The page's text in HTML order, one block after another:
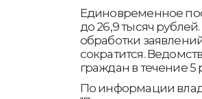
Единовременное
до 26,9 тысяч
обработки
сократится.
граждан в течение 5
По информации